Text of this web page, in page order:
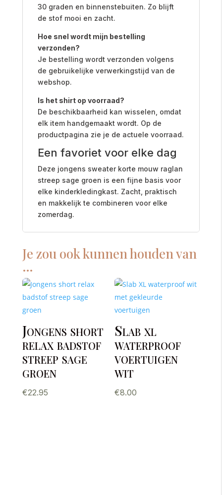
30 graden en binnenstebuiten. Zo blijft
de stof mooi en zacht.
Hoe snel wordt mijn bestelling
verzonden?
Je bestelling wordt verzonden volgens
de gebruikelijke verwerkingstijd van de
webshop.
Is het shirt op voorraad?
De beschikbaarheid kan wisselen, omdat
elk item handgemaakt wordt. Op de
productpagina zie je de actuele voorraad.
Een favoriet voor elke dag
Deze jongens sweater korte mouw raglan
streep sage groen is een fijne basis voor
elke kinderkledingkast. Zacht, praktisch
en makkelijk te combineren voor elke
zomerdag.
Je zou ook kunnen houden van
…
Jongens short
relax badstof
streep sage
groen
€22.95
Slab xl
waterproof
voertuigen
wit
€8.00